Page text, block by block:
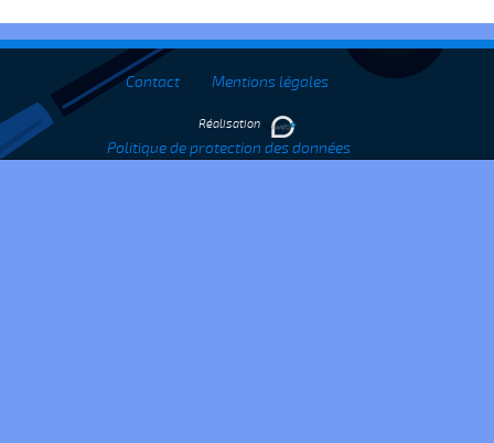
Contact Mentions légales
Politique de protection des données
Réalisation